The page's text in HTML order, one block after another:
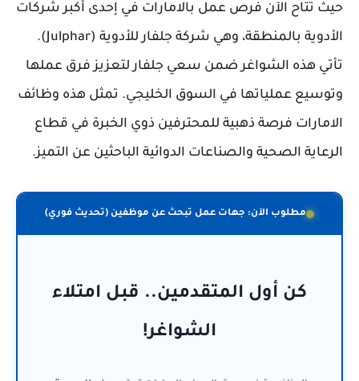
حيث تتاح الآن فرص عمل بالامارات في إحدى أكبر شركات
الأدوية بالمنطقة، وهي شركة جلفار للأدوية (Julphar).
تأتي هذه الشواغر ضمن سعي جلفار لتعزيز فرق عملها
وتوسيع عملياتها في السوق الخليجي. تمثل هذه وظائف
الامارات فرصة ذهبية للمحترفين ذوي الخبرة في قطاع
الرعاية الصحية والصناعات الدوائية الباحثين عن التميز.
مطلوب الآن: جهات عمل تبحث عن موظفين (تحديث فوري)
كن أول المتقدمين.. قبل امتلاء
الشواغر!